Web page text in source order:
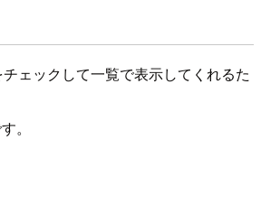
ェックして一覧で表示してくれるた
。